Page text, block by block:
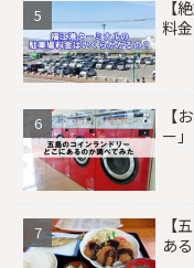
【
料
【
ー
【
あ